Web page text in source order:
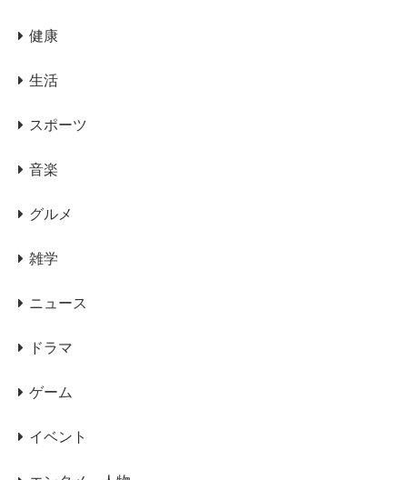
健康
生活
スポーツ
音楽
グルメ
雑学
ニュース
ドラマ
ゲーム
イベント